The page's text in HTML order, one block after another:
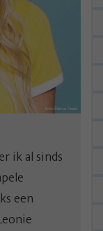
ik al sinds
een